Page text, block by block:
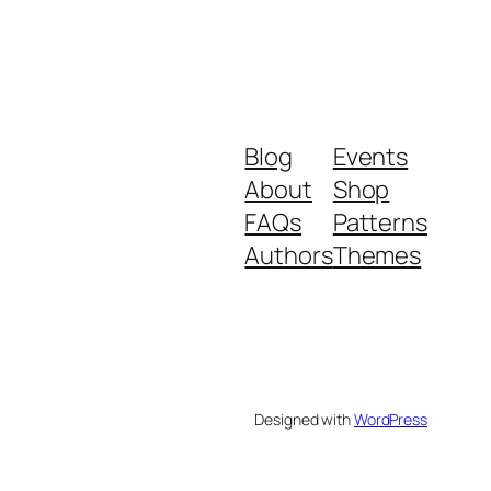
Blog
About
FAQs
Authors
Events
Shop
Patterns
Themes
Designed withWordPress